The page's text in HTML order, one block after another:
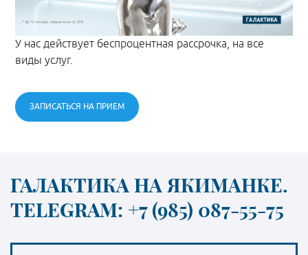
У нас действует беспроцентная рассрочка, на все
виды услуг.
ЗАПИСАТЬСЯ НА ПРИЕМ
ГАЛАКТИКА НА ЯКИМАНКЕ.
TELEGRAM: +7 (985) 087-55-75